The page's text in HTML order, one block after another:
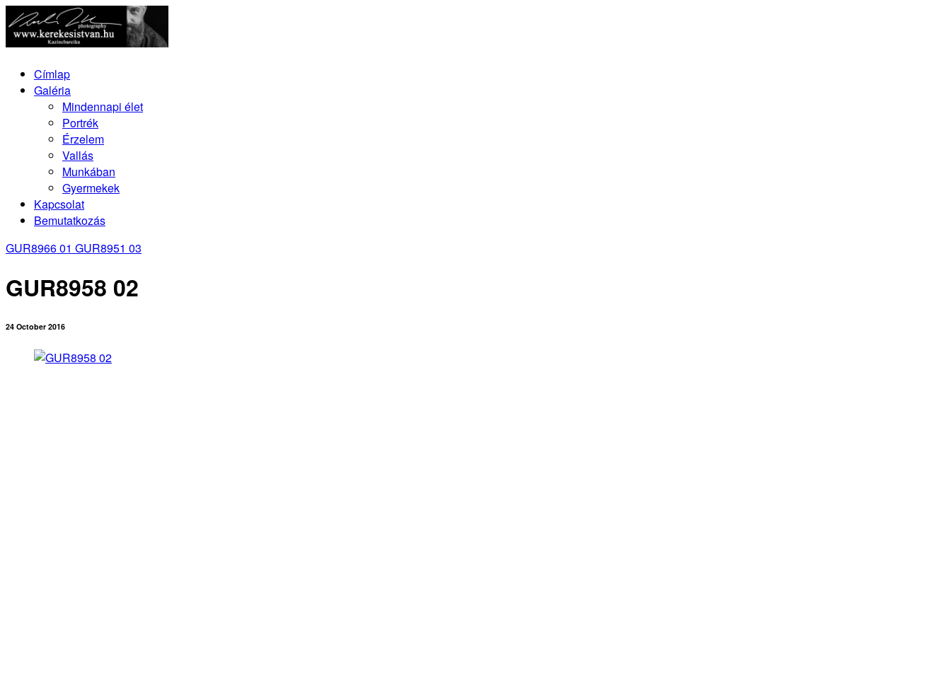
Címlap
Galéria
Mindennapi élet
Portrék
Érzelem
Vallás
Munkában
Gyermekek
Kapcsolat
Bemutatkozás
GUR8966 01 GUR8951 03
GUR8958 02
24 October 2016